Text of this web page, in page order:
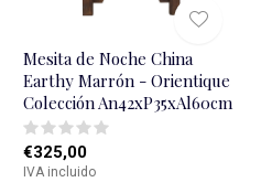
Mesita de Noche China
Earthy Marrón - Orientique
Colección An42xP35xAl60cm
€325,00
IVA incluido